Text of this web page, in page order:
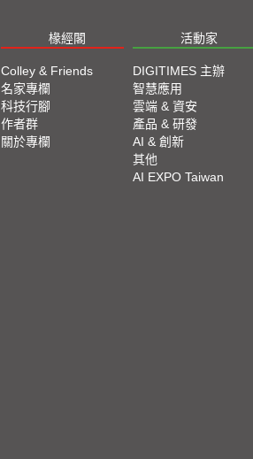
椽經閣 活動家
Colley & Friends
名家專欄
科技行腳
作者群
關於專欄
DIGITIMES 主辦
智慧應用
雲端 & 資安
產品 & 研發
AI & 創新
其他
AI EXPO Taiwan